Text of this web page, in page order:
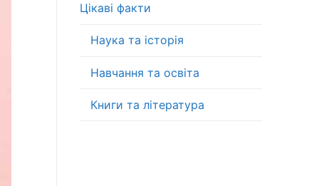
Цікаві факти
Наука та історія
Навчання та освіта
Книги та література